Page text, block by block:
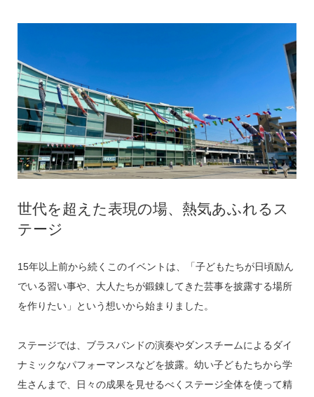
世代を超えた表現の場、熱気あふれるス
テージ
15年以上前から続くこのイベントは、「子どもたちが日頃励ん
でいる習い事や、大人たちが鍛錬してきた芸事を披露する場所
を作りたい」という想いから始まりました。
ステージでは、ブラスバンドの演奏やダンスチームによるダイ
ナミックなパフォーマンスなどを披露。幼い子どもたちから学
生さんまで、日々の成果を見せるべくステージ全体を使って精